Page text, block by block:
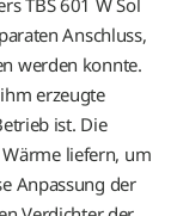
TBS 601 W Sol
Anschluss,
werden konnte.
erzeugte
ist. Die
liefern, um
Anpassung der